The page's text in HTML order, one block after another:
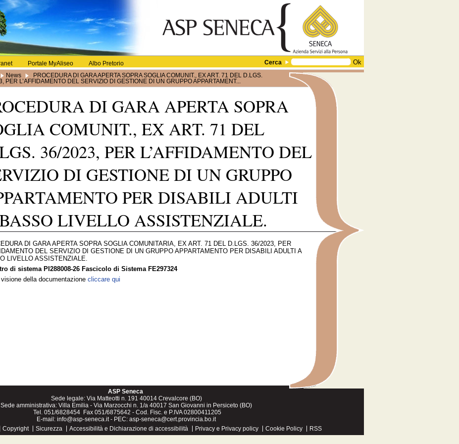
Portale MyAliseo Albo Pretorio Cerca
News
PROCEDURA DI GARA APERTA SOPRA SOGLIA COMUNIT., EX ART. 71 DEL D.LGS.
PER L’AFFIDAMENTO DEL SERVIZIO DI GESTIONE DI UN GRUPPO APPARTAMENT...
DI GARA APERTA SOPRA
COMUNIT., EX ART. 71 DEL
36/2023, PER L’AFFIDAMENTO DEL
DI GESTIONE DI UN GRUPPO
PER DISABILI ADULTI
LIVELLO ASSISTENZIALE.
DI GARA APERTA SOPRA SOGLIA COMUNITARIA, EX ART. 71 DEL D.LGS. 36/2023, PER
DEL SERVIZIO DI GESTIONE DI UN GRUPPO APPARTAMENTO PER DISABILI ADULTI A
LIVELLO ASSISTENZIALE.
di sistema PI288008-26 Fascicolo di Sistema FE297324
visione della documentazione cliccare qui
ASP Seneca
Sede legale: Via Matteotti n. 191 40014 Crevalcore (BO)
Sede amministrativa: Villa Emilia - Via Marzocchi n. 1/a 40017 San Giovanni in Persiceto (BO)
Tel. 051/6828454 Fax 051/6875642 - Cod. Fisc. e P.IVA 02800411205
E-mail: info@asp-seneca.it- PEC: asp-seneca@cert.provincia.bo.it
Copyright Sicurezza Accessibilità e Dichiarazione di accessibilità Privacy e Privacy policy Cookie Policy RSS